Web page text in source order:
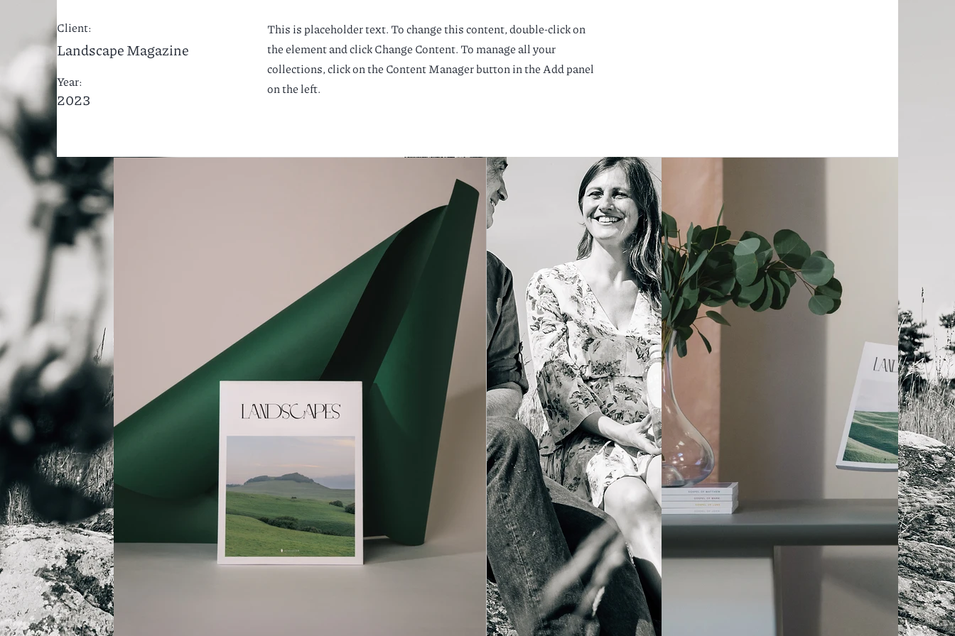
Client:
Landscape Magazine
Year:
2023
This is placeholder text. To change this content, double-click on
the element and click Change Content. To manage all your
collections, click on the Content Manager button in the Add panel
on the left.